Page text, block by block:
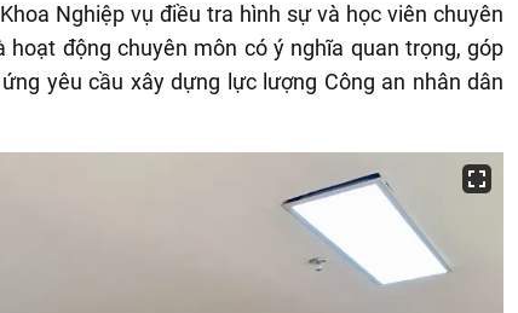
Nghiệp vụ điều tra hình sự và học viên chuyên
động chuyên môn có ý nghĩa quan trọng, góp
yêu cầu xây dựng lực lượng Công an nhân dân